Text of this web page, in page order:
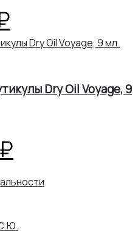
цена:
270 ₽.Dry Oil Voyage, 9
₽
цена: